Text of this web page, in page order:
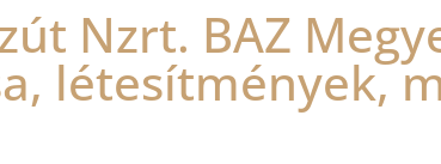
Nzrt. BAZ
létesítmények,